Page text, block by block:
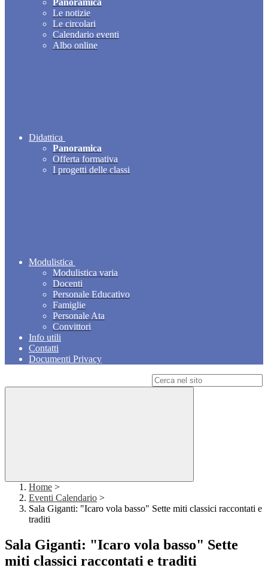
Panoramica
Le notizie
Le circolari
Calendario eventi
Albo online
Didattica
Panoramica
Offerta formativa
I progetti delle classi
Modulistica
Modulistica varia
Docenti
Personale Educativo
Famiglie
Personale Ata
Convittori
Info utili
Contatti
Documenti Privacy
Home >
Eventi Calendario >
Sala Giganti: "Icaro vola basso" Sette miti classici raccontati e
traditi
Sala Giganti: "Icaro vola basso" Sette
miti classici raccontati e traditi